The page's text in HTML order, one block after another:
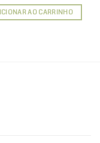
AO CARRINHO